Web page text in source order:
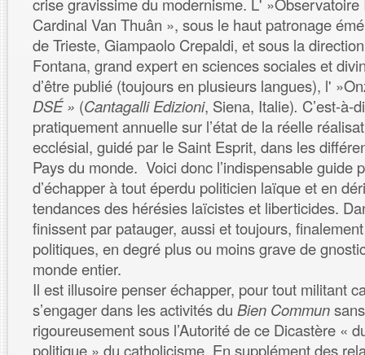
Cardinal Van Thuân », sous le haut patronage
de Trieste, Giampaolo Crepaldi, et sous la
Fontana, grand expert en sciences sociales et
d’être publié (toujours en plusieurs langues), l'
DSÉ » (Cantagalli Edizioni, Siena, Italie). C’est-à-
pratiquement annuelle sur l’état de la réelle
ecclésial, guidé par le Saint Esprit, dans les
Pays du monde. Voici donc l’indispensable guide
d’échapper à tout éperdu politicien laïque et en
tendances des hérésies laïcistes et liberticides.
finissent par patauger, aussi et toujours,
politiques, en degré plus ou moins grave de
monde entier.
Il est illusoire penser échapper, pour tout militant
s’engager dans les activités du Bien Commun
rigoureusement sous l’Autorité de ce Dicastère «
politique » du catholicisme. En supplément des